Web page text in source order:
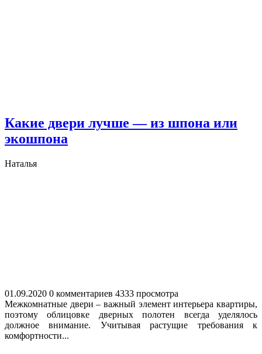
Какие двери лучше — из шпона или
экошпона
Наталья
01.09.2020 0 комментариев 4333 просмотра
Межкомнатные двери – важный элемент интерьера квартиры,
поэтому облицовке дверных полотен всегда уделялось
должное внимание. Учитывая растущие требования к
комфортности...